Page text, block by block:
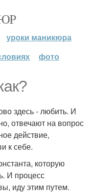
уроки маникюра
фото
здесь - любить. И
отвечают на вопрос
действие,
к себе.
которую
И процесс
иду этим путем.